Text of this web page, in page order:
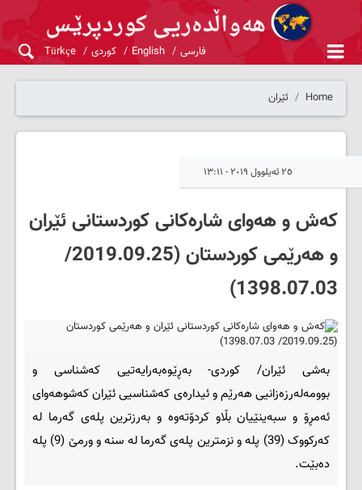
فارسی English کوردی Türkçe
Home ئێران
٢٥ ئەیلوول ٢٠١٩ - ١٣:١١
که‌ش و هه‌وای شاره‌کانی کوردستانی ئێران
و هه‌رێمی کوردستان (2019.09.25/
1398.07.03)
به‌شی ئێران/ کوردی- به‌ڕێوه‌به‌رایه‌تیی که‌شناسی و
بوومه‌له‌رزه‌زانیی هه‌رێم و ئیداره‌ی که‌شناسیی ئێران که‌شوهه‌وای
ئه‌مڕۆ و سبه‌ینێیان بڵاو کردۆته‌وه‌ و به‌رزترین پله‌ی گه‌رما له‌
که‌رکووک (39) پله‌ و نزمترین پله‌ی گه‌رما له‌ سنه‌ و ورمێ (9) پله‌
ده‌بێت.